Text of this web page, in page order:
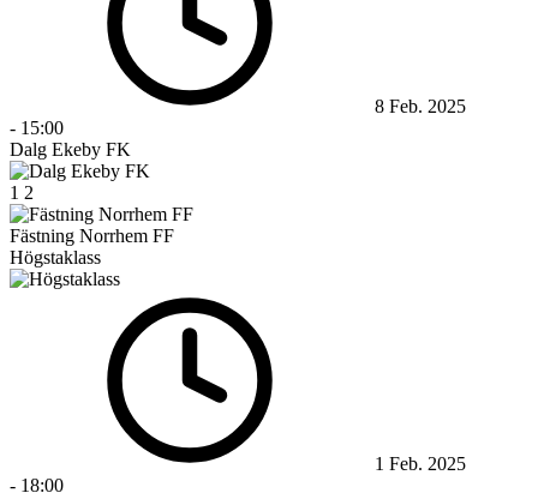
8 Feb. 2025
- 15:00
Dalg Ekeby FK
1 2
Fästning Norrhem FF
Högstaklass
1 Feb. 2025
- 18:00